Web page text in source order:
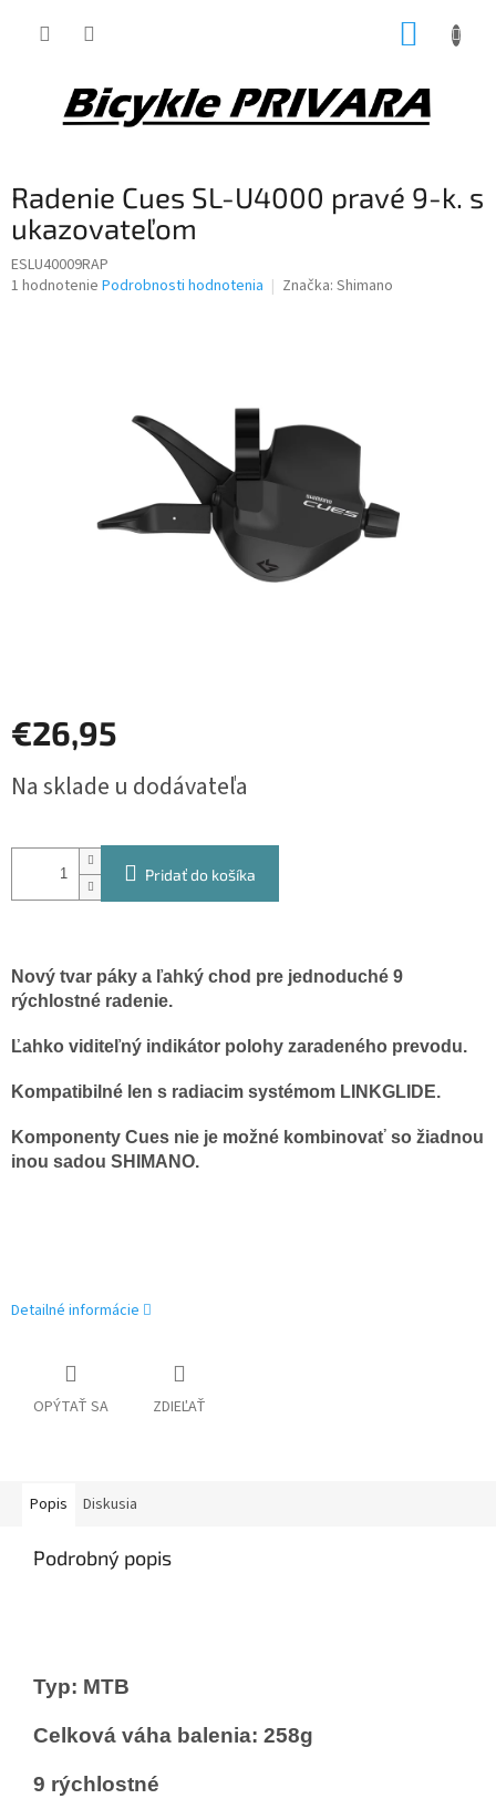
Radenie Cues SL-U4000 pravé 9-k. s
ukazovateľom
ESLU40009RAP
Priemerné
1 hodnotenie Podrobnosti hodnotenia Značka: Shimano
€26,95
cena:
Na sklade u dodávateľa
Pridať do košíka
Nový tvar páky a ľahký chod pre jednoduché 9
rýchlostné radenie.
Ľahko viditeľný indikátor polohy zaradeného prevodu.
Kompatibilné len s radiacim systémom LINKGLIDE.
Komponenty Cues nie je možné kombinovať so žiadnou
inou sadou SHIMANO.
Detailné informácie
OPÝTAŤ SA ZDIEĽAŤ
Popis Diskusia
Podrobný popis
Typ: MTB
Celková váha balenia: 258g
9 rýchlostné